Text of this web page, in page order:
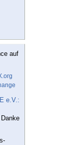
auf
e.V.:
Danke